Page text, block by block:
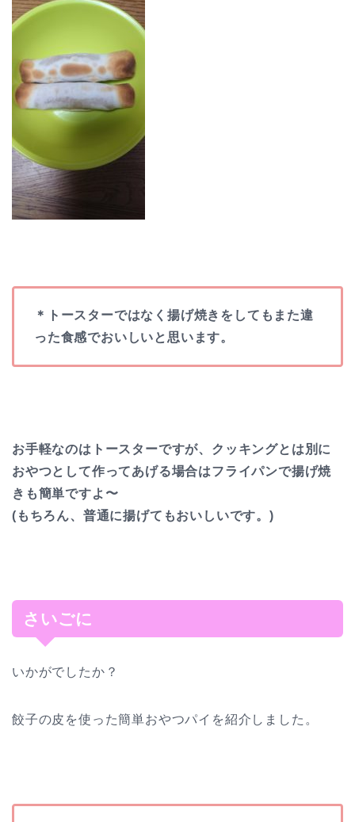
＊トースターではなく揚げ焼きをしてもまた違
った食感でおいしいと思います。
お手軽なのはトースターですが、クッキングとは別に
おやつとして作ってあげる場合はフライパンで揚げ焼
きも簡単ですよ〜
(もちろん、普通に揚げてもおいしいです。)
さいごに
いかがでしたか？
餃子の皮を使った簡単おやつパイを紹介しました。